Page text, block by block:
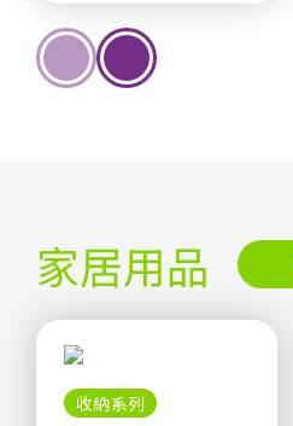
家居用品
收納系列